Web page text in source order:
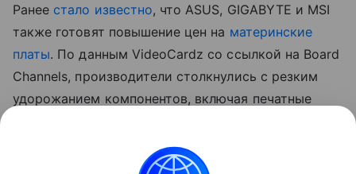
Ранее стало известно, что ASUS, GIGABYTE и MSI
также готовят повышение цен на материнские
платы. По данным VideoCardz со ссылкой на Board
Channels, производители столкнулись с резким
удорожанием компонентов, включая печатные
На ситуацию также влияет снижение спроса
на новые ПК, из-за чего компаниям приходится